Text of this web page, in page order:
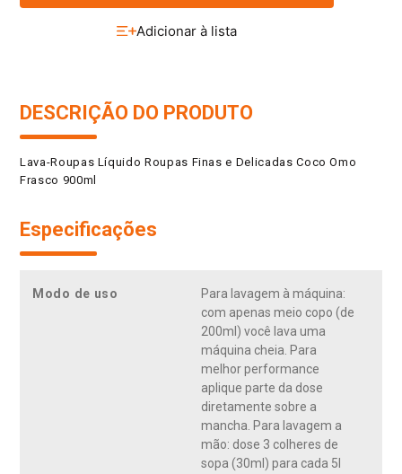
DESCRIÇÃO DO PRODUTO
Lava-Roupas Líquido Roupas Finas e Delicadas Coco Omo
Frasco 900ml
Especificações
Modo de uso
Para lavagem à máquina:
com apenas meio copo (de
200ml) você lava uma
máquina cheia. Para
melhor performance
aplique parte da dose
diretamente sobre a
mancha. Para lavagem a
mão: dose 3 colheres de
sopa (30ml) para cada 5l